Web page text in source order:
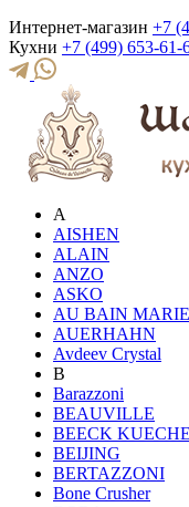
Интернет-магазин +7
Кухни +7 (499) 653-61-
A
AISHEN
ALAIN
ANZO
ASKO
AU BAIN MARIE
AUERHAHN
Avdeev Crystal
B
Barazzoni
BEAUVILLE
BEECK
BEIJING
BERTAZZONI
Bone Crusher